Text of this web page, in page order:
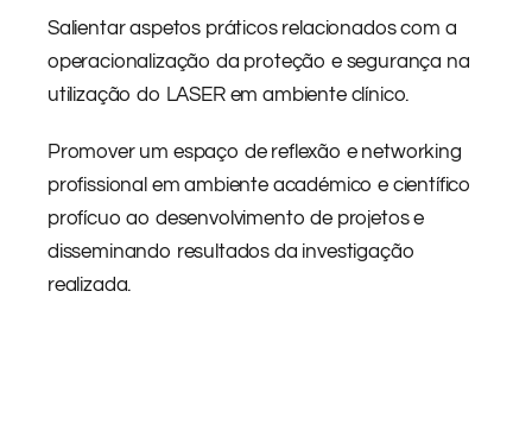
Salientar aspetos práticos relacionados com a
operacionalização da proteção e segurança na
utilização do LASER em ambiente clínico.
Promover um espaço de reflexão e networking
profissional em ambiente académico e científico
profícuo ao desenvolvimento de projetos e
disseminando resultados da investigação
realizada.